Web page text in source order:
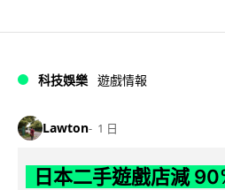
科技娛樂 遊戲情報
Lawton 1 日
日本二手遊戲店減